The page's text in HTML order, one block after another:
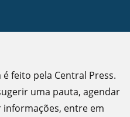
feito pela Central Press.
uma pauta, agendar
entre em